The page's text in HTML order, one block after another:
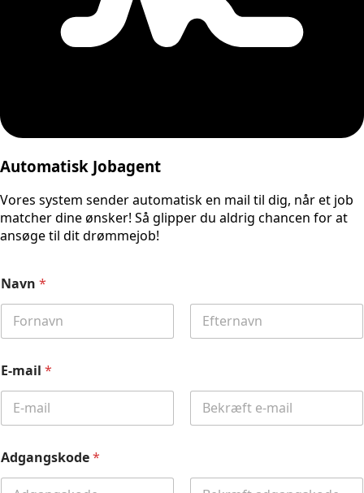
Automatisk Jobagent
Vores system sender automatisk en mail til dig, når et job
matcher dine ønsker! Så glipper du aldrig chancen for at
ansøge til dit drømmejob!
Navn *
E-mail *
Adgangskode*